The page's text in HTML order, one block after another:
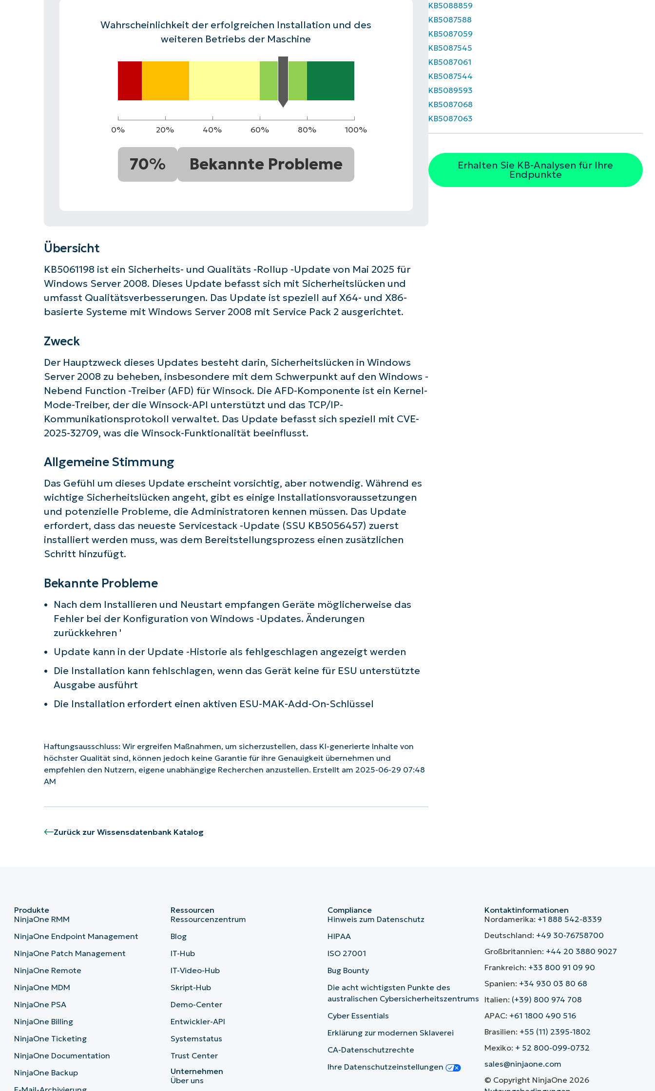
VERTRIEB KONTAKTIEREN PRODUKTVORSTELLUNG ANSEHEN
PRODUKT-
VERTRIEB KONTAKTIEREN PRODUKTVORSTELLUNG ANSEHEN
VERTRIEB KONTAKTIEREN PRODUKTVORSTELLUNG ANSEHEN
Wahrscheinlichkeit der erfolgreichen Installation und des
weiteren Betriebs der Maschine
0% 20% 40% 60% 80% 100%
70% Bekannte Probleme
Übersicht
KB5061198 ist ein Sicherheits- und Qualitäts -Rollup -Update von Mai 2025 für
Windows Server 2008. Dieses Update befasst sich mit Sicherheitslücken und
umfasst Qualitätsverbesserungen. Das Update ist speziell auf X64- und X86-
basierte Systeme mit Windows Server 2008 mit Service Pack 2 ausgerichtet.
Zweck
Der Hauptzweck dieses Updates besteht darin, Sicherheitslücken in Windows
Server 2008 zu beheben, insbesondere mit dem Schwerpunkt auf den Windows -
Nebend Function -Treiber (AFD) für Winsock. Die AFD-Komponente ist ein Kernel-
Mode-Treiber, der die Winsock-API unterstützt und das TCP/IP-
Kommunikationsprotokoll verwaltet. Das Update befasst sich speziell mit CVE-
2025-32709, was die Winsock-Funktionalität beeinflusst.
Allgemeine Stimmung
Das Gefühl um dieses Update erscheint vorsichtig, aber notwendig. Während es
wichtige Sicherheitslücken angeht, gibt es einige Installationsvoraussetzungen
und potenzielle Probleme, die Administratoren kennen müssen. Das Update
erfordert, dass das neueste Servicestack -Update (SSU KB5056457) zuerst
installiert werden muss, was dem Bereitstellungsprozess einen zusätzlichen
Schritt hinzufügt.
Bekannte Probleme
Nach dem Installieren und Neustart empfangen Geräte möglicherweise das
Fehler bei der Konfiguration von Windows -Updates. Änderungen
zurückkehren '
Update kann in der Update -Historie als fehlgeschlagen angezeigt werden
Die Installation kann fehlschlagen, wenn das Gerät keine für ESU unterstützte
Ausgabe ausführt
Die Installation erfordert einen aktiven ESU-MAK-Add-On-Schlüssel
Haftungsausschluss: Wir ergreifen Maßnahmen, um sicherzustellen, dass KI-generierte Inhalte von
höchster Qualität sind, können jedoch keine Garantie für ihre Genauigkeit übernehmen und
empfehlen den Nutzern, eigene unabhängige Recherchen anzustellen. Erstellt am 2025-06-29 07:48
AM
Zurück zur Wissensdatenbank Katalog
KB5088859
KB5087588
KB5087059
KB5087545
KB5087061
KB5087544
KB5089593
KB5087068
KB5087063
Erhalten Sie KB-Analysen für Ihre
Endpunkte
Starten Sie mit NinjaOne AI-gesteuerten KB-Analysen!
name*
Business
email*
Phone
number*
Produkte
NinjaOne RMM
NinjaOne Endpoint Management
NinjaOne Patch Management
NinjaOne Remote
NinjaOne MDM
NinjaOne PSA
NinjaOne Billing
NinjaOne Ticketing
NinjaOne Documentation
NinjaOne Backup
Ressourcen
Ressourcenzentrum
Blog
IT-Hub
IT-Video-Hub
Skript-Hub
Demo-Center
Entwickler-API
Systemstatus
Trust Center
Unternehmen
Über uns
Compliance
Hinweis zum Datenschutz
HIPAA
ISO 27001
Bug Bounty
Die acht wichtigsten Punkte des
australischen Cybersicherheitszentrums
Cyber Essentials
Erklärung zur modernen Sklaverei
CA-Datenschutzrechte
Ihre Datenschutzeinstellungen
Kontaktinformationen
Nordamerika: +1 888 542-8339
Deutschland: +49 30-76758700
Großbritannien: +44 20 3880 9027
Frankreich: +33 800 91 09 90
Spanien: +34 930 03 80 68
Italien: (+39) 800 974 708
APAC: +61 1800 490 516
Brasilien: +55 (11) 2395-1802
Mexiko: + 52 800-099-0732
sales@ninjaone.com
© Copyright NinjaOne 2026